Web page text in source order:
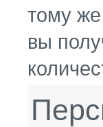
тому
вы